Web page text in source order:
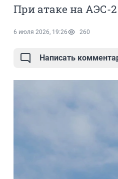
При атаке на АЭС-
6 июля 2026, 19:26 260
Написать